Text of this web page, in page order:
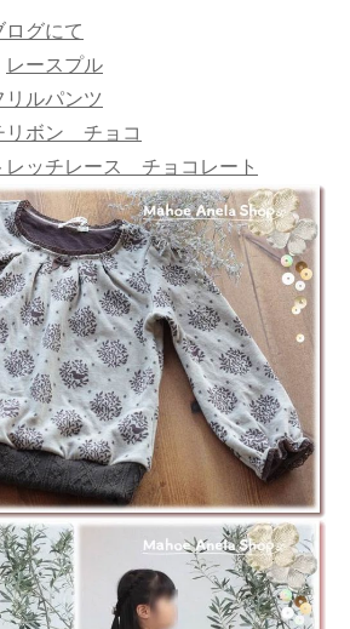
グにて
レースプル
リルパンツ
リボン チョコ
レッチレース チョコレート